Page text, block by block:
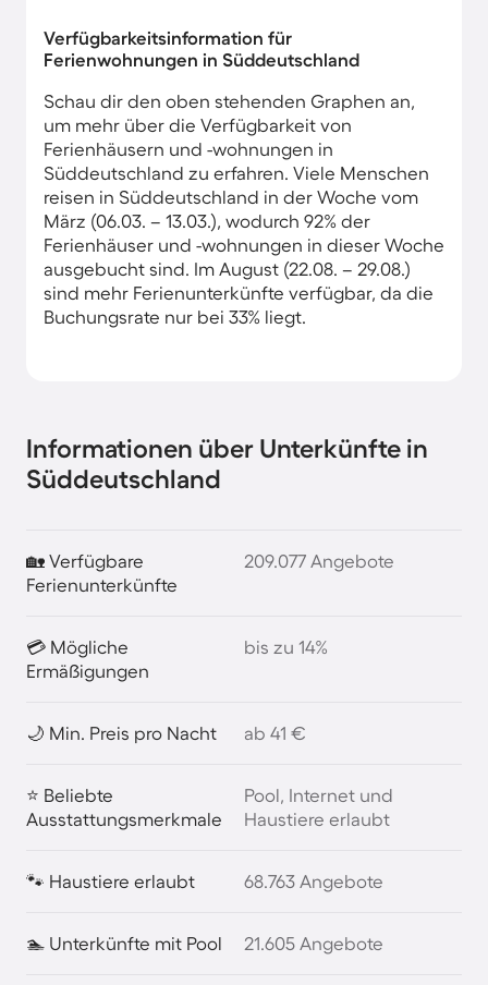
Verfügbarkeitsinformation für
Ferienwohnungen in Süddeutschland
Schau dir den oben stehenden Graphen an,
um mehr über die Verfügbarkeit von
Ferienhäusern und -wohnungen in
Süddeutschland zu erfahren. Viele Menschen
reisen in Süddeutschland in der Woche vom
März (06.03. – 13.03.), wodurch 92% der
Ferienhäuser und -wohnungen in dieser Woche
ausgebucht sind. Im August (22.08. – 29.08.)
sind mehr Ferienunterkünfte verfügbar, da die
Buchungsrate nur bei 33% liegt.
Informationen über Unterkünfte in
Süddeutschland
🏡 Verfügbare
Ferienunterkünfte
209.077 Angebote
💳 Mögliche
Ermäßigungen
bis zu 14%
🌙 Min. Preis pro Nacht ab 41 €
⭐ Beliebte
Ausstattungsmerkmale
Pool, Internet und
Haustiere erlaubt
🐾 Haustiere erlaubt 68.763 Angebote
🏊 Unterkünfte mit Pool 21.605 Angebote